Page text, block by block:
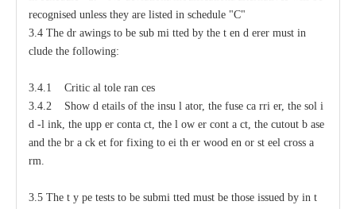
recognised unless they are listed in schedule "C"
3.4 The dr awings to be sub mi tted by the t en d erer must in
clude the following:
3.4.1 Critic al tole ran ces
3.4.2 Show d etails of the insu l ator, the fuse ca rri er, the sol i
d -l ink, the upp er conta ct, the l ow er cont a ct, the cutout b ase
and the br a ck et for fixing to ei th er wood en or st eel cross a
rm.
3.5 The t y pe tests to be submi tted must be those issued by in t